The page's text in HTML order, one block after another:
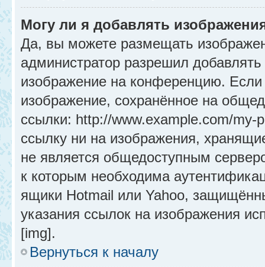
Могу ли я добавлять
Да, вы можете размещать
администратор разрешил
изображение на конференцию.
изображение, сохранённое на
ссылки: http://www.example.com/
ссылку ни на изображения,
не является общедоступным
к которым необходима
ящики Hotmail или Yahoo,
указания ссылок на изображения
[img].
Вернуться к началу